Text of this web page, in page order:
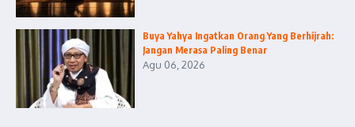
Buya Yahya Ingatkan Orang Yang Berhijrah:
Jangan Merasa Paling Benar
Agu 06, 2026